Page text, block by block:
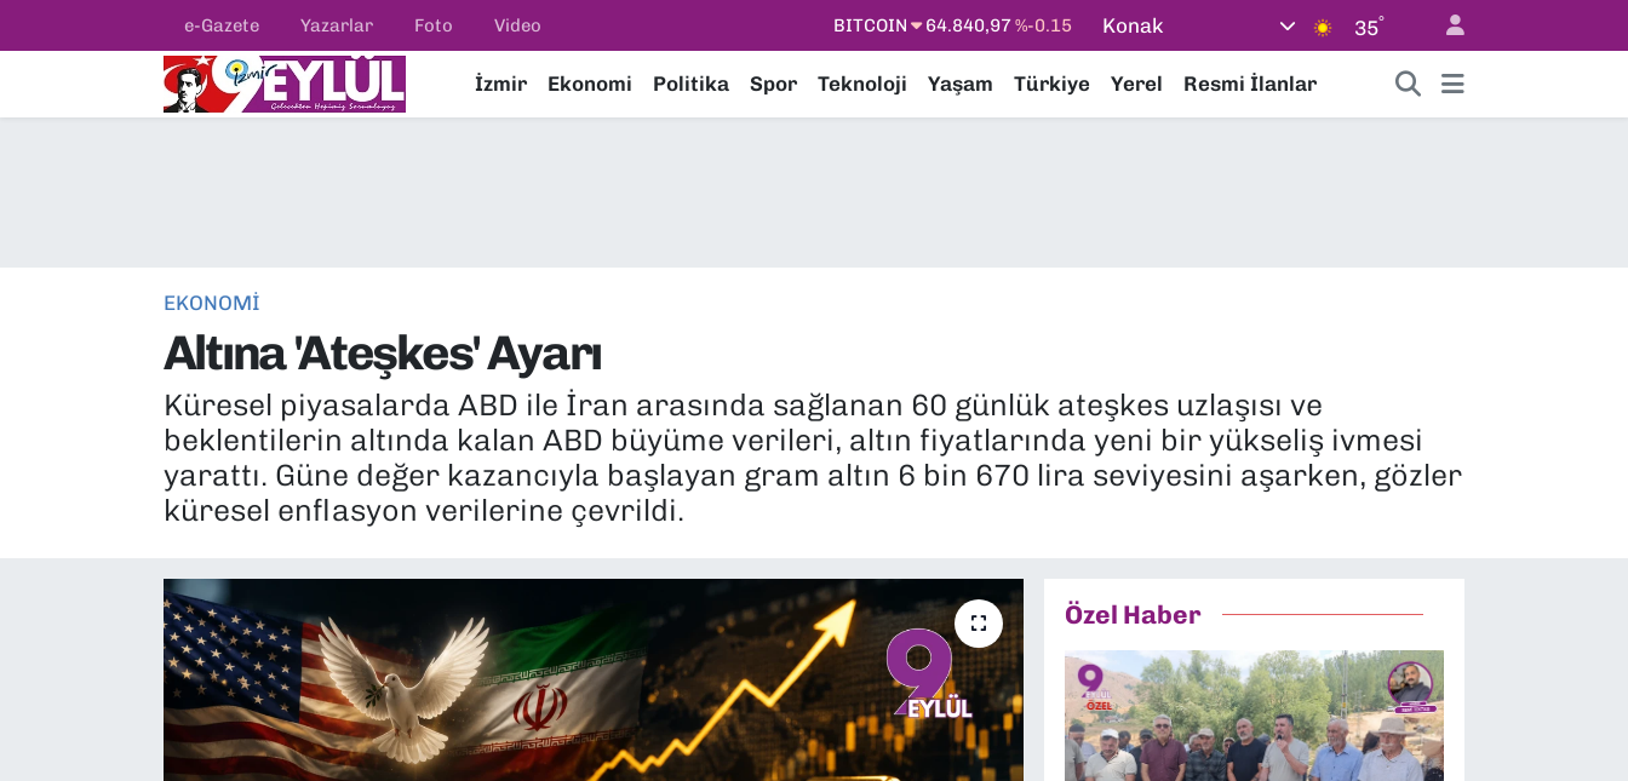
e-Gazete Yazarlar Foto Video DOLAR 47,7436%0.18
STERLİN
64,4811%0.38
Konak 35°
İzmir Ekonomi Politika Spor Teknoloji Yaşam Türkiye Yerel Resmi İlanlar
EKONOMİ
Altına 'Ateşkes' Ayarı
Küresel piyasalarda ABD ile İran arasında sağlanan 60 günlük ateşkes uzlaşısı ve
beklentilerin altında kalan ABD büyüme verileri, altın fiyatlarında yeni bir yükseliş ivmesi
yarattı. Güne değer kazancıyla başlayan gram altın 6 bin 670 lira seviyesini aşarken, gözler
küresel enflasyon verilerine çevrildi.
Özel Haber
Resmi İlanlar
KÜLTÜR SANAT
TEKNOLOJİ
Konak Nöbetçi Eczaneler
Tüm Manşetler
Son Dakika Haberleri